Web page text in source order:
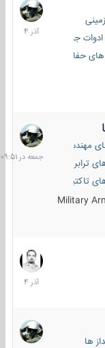
جنگی
حفاظت فعال
21
آذر
1404
مهندسی
نظامی
و ضد تانک
نظامی
Military
جمعه
در
09:51
7
آذر
1404
جمعه
در